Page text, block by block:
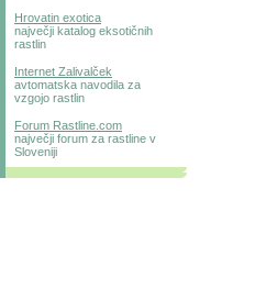
Hrovatin exotica
največji katalog eksotičnih
rastlin
Internet Zalivalček
avtomatska navodila za
vzgojo rastlin
Forum Rastline.com
največji forum za rastline v
Sloveniji